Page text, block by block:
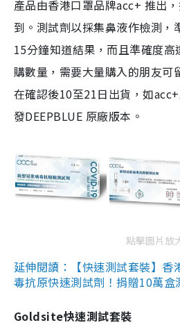
產品由香港口罩品牌acc+ 推出
到。測試劑以採集鼻液作檢測，
15分鐘知道結果，而且準確度
購數量，需要大量購入的朋友可
在確認後10至21日出貨，如
發DEEPBLUE 原廠版本。
點擊圖片放
延伸閱讀：【快速測試套裝】香
毒抗原快速測試劑！捐贈10萬
Goldsite快速測試套裝